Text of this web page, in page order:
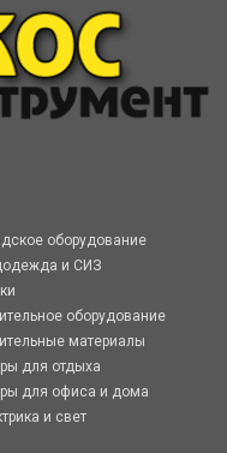
оборудование
и СИЗ
оборудование
материалы
для отдыха
для офиса и дома
и свет